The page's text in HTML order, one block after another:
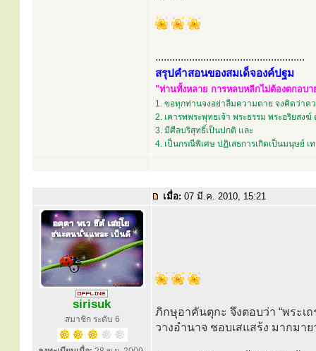
.....................................................
สรุปคำสอนของสมเด็จองค์ปฐม
"ท่านทั้งหลาย การหลบหลีกไม่ต้องตกอบ
1. ขอทุกท่านจงอย่าลืมความตาย จงคิดว่าค
2. เคารพพระพุทธเจ้า พระธรรม พระอริยสง
3. มีศีลบริสุทธิ์เป็นปกติ และ
4. เป็นกรณีพิเศษ ปฏิเสธการเกิดเป็นมนุษย์
เมื่อ: 07 มี.ค. 2010, 15:21
sirisuk
สมาชิก ระดับ 6
ภิกษุอาคันตุกะ จึงตอบว่า “พระเ
วางอำนาจ ชอบเสแสร้ง มากมา